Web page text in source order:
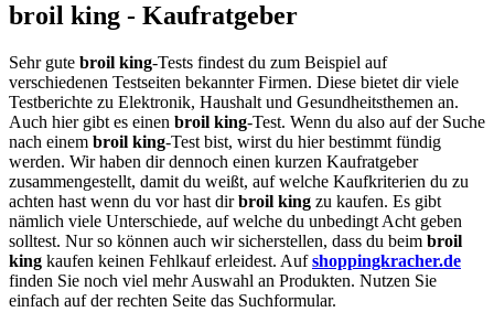
broil king - Kaufratgeber
Sehr gute broil king-Tests findest du zum Beispiel auf
verschiedenen Testseiten bekannter Firmen. Diese bietet dir viele
Testberichte zu Elektronik, Haushalt und Gesundheitsthemen an.
Auch hier gibt es einen broil king-Test. Wenn du also auf der Suche
nach einem broil king-Test bist, wirst du hier bestimmt fündig
werden. Wir haben dir dennoch einen kurzen Kaufratgeber
zusammengestellt, damit du weißt, auf welche Kaufkriterien du zu
achten hast wenn du vor hast dirbroil king zu kaufen. Es gibt
nämlich viele Unterschiede, auf welche du unbedingt Acht geben
solltest. Nur so können auch wir sicherstellen, dass du beim broil
king kaufen keinen Fehlkauf erleidest. Aufshoppingkracher.de
finden Sie noch viel mehr Auswahl an Produkten. Nutzen Sie
einfach auf der rechten Seite das Suchformular.